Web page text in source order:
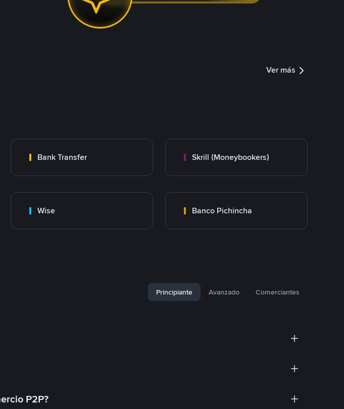
Ver más
Bank Transfer Skrill (Moneybookers)
Wise Banco Pichincha
Principiante Avanzado Comerciantes
P2P?